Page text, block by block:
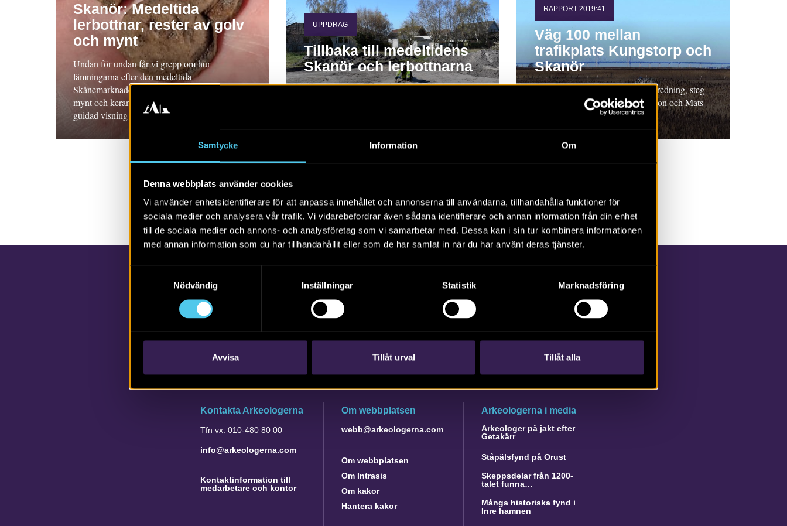
Samtycke Information Om
Denna webbplats använder cookies
Vi använder enhetsidentifierare för att anpassa innehållet och annonserna till användarna, tillhandahålla funktioner för
sociala medier och analysera vår trafik. Vi vidarebefordrar även sådana identifierare och annan information från din enhet
till de sociala medier och annons- och analysföretag som vi samarbetar med. Dessa kan i sin tur kombinera informationen
med annan information som du har tillhandahållit eller som de har samlat in när du har använt deras tjänster.
Nödvändig
Inställningar Statistik Marknadsföring
Avvisa Tillåt urval Tillåt alla
Skanör: Medeltida
lerbottnar, rester av golv
och mynt
Undan för undan får vi grepp om hur
lämningarna efter den medeltida
Skånemarknaden i Skanör ser ut. Lerbottnar,
mynt och keramik hör till fynden. Missa inte en
guidad visning den 14 september.
UPPDRAG
Tillbaka till medeltidens
Skanör och lerbottnarna
Under andra halvan av augusti återvänder vi till
RAPPORT 2019:41
Väg 100 mellan
trafikplats Kungstorp och
Skanör
Rapport 2019:41. Arkeologisk utredning, steg
1, 2019, Skåne. Magnus Andersson och Mats
Kontakta Arkeologerna
Tfn vx: 010-480 80 00
info@arkeologerna.com
Kontaktinformation till
medarbetare och kontor
Om webbplatsen
webb@arkeologerna.com
Om webbplatsen
Om Intrasis
Om kakor
Hantera kakor
Arkeologerna i media
Arkeologer på jakt efter
Getakärr
Ståpälsfynd på Orust
Skeppsdelar från 1200-
talet funna…
Många historiska fynd i
Inre hamnen